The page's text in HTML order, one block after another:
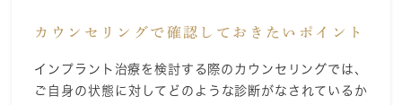
カウンセリングで確認しておきたいポイント
インプラント治療を検討する際のカウンセリングでは、
ご自身の状態に対してどのような診断がなされているか